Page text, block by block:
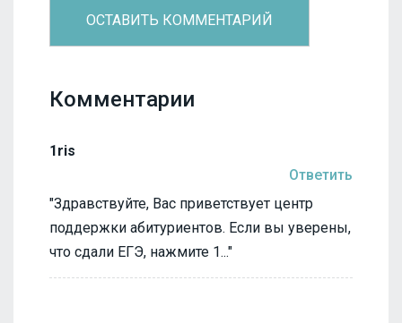
Комментарии
1ris
Ответить
"Здравствуйте, Вас приветствует центр
поддержки абитуриентов. Если вы уверены,
что сдали ЕГЭ, нажмите 1..."